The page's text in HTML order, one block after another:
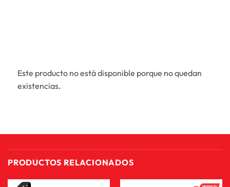
Este producto no está disponible porque no quedan
existencias.
PRODUCTOS RELACIONADOS